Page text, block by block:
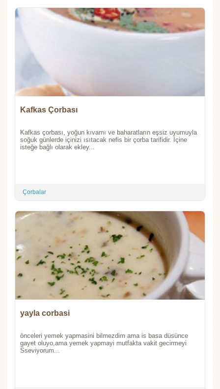
Kafkas Çorbası
Kafkas çorbası, yoğun kıvamı ve baharatların eşsiz uyumuyla
soğuk günlerde içinizi ısıtacak nefis bir çorba tarifidir. İçine
isteğe bağlı olarak ekley...
Çorbalar
yayla corbasi
önceleri yemek yapmasini bilmezdim ama is basa düsünce
gayet oluyo,ama yemek yapmayi mutfakta vakit gecirmeyi
Sseviyorum...